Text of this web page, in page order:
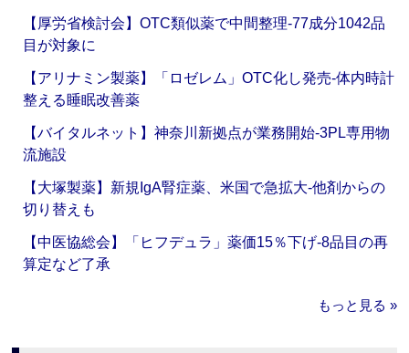
【厚労省検討会】OTC類似薬で中間整理‐77成分1042品
目が対象に
【アリナミン製薬】「ロゼレム」OTC化し発売‐体内時計
整える睡眠改善薬
【バイタルネット】神奈川新拠点が業務開始‐3PL専用物
流施設
【大塚製薬】新規IgA腎症薬、米国で急拡大‐他剤からの
切り替えも
【中医協総会】「ヒフデュラ」薬価15％下げ‐8品目の再
算定など了承
もっと見る »